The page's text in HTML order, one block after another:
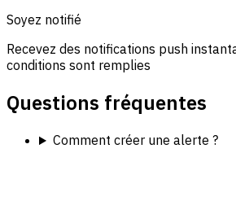
Soyez notifié
Recevez des notifications push
conditions sont remplies
Questions fréquentes
Comment créer une alerte ?